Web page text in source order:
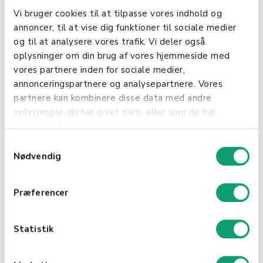
Vi bruger cookies til at tilpasse vores indhold og
annoncer, til at vise dig funktioner til sociale medier
og til at analysere vores trafik. Vi deler også
oplysninger om din brug af vores hjemmeside med
vores partnere inden for sociale medier,
annonceringspartnere og analysepartnere. Vores
partnere kan kombinere disse data med andre
oplysninger, du har givet dem, eller som de har
Nødvendig
Præferencer
Statistik
med i detaljhandelen. De gjør det
mulig for kunder å enkelt utforske
produkter eller menyer, tilpasse
sine bestillinger, og foreta
betalinger, alt fra komforten av
deres eget hjem eller på farten. For
virksomheter gir disse appene
verdifull innsikt i kundepreferanser
forbedret produkttilbud.
Virksomhet
Implementering av en